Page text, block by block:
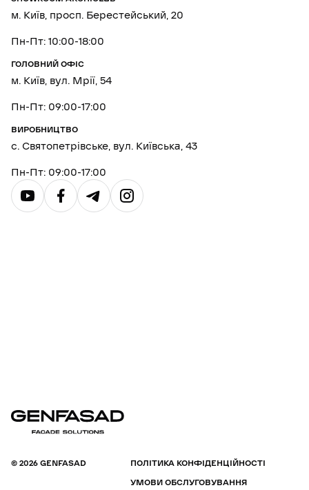
м. Київ, просп. Берестейський, 20
Пн-Пт: 10:00-18:00
ГОЛОВНИЙ ОФІС
м. Київ, вул. Мрії, 54
Пн-Пт: 09:00-17:00
ВИРОБНИЦТВО
с. Святопетрівське, вул. Київська, 43
Пн-Пт: 09:00-17:00
© 2026 GENFASAD
ПОЛІТИКА КОНФІДЕНЦІЙНОСТІ
УМОВИ ОБСЛУГОВУВАННЯ